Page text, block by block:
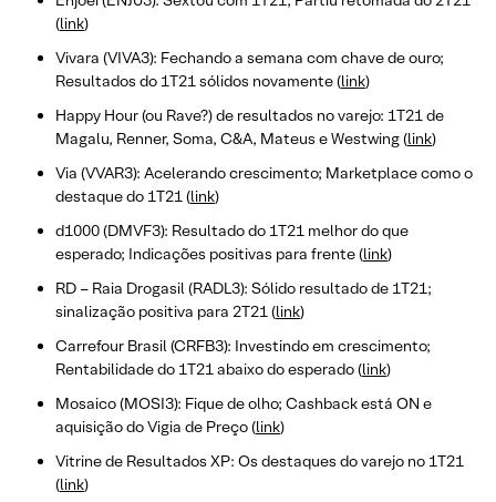
(link)
Vivara (VIVA3): Fechando a semana com chave de ouro;
Resultados do 1T21 sólidos novamente (link)
Happy Hour (ou Rave?) de resultados no varejo: 1T21 de
Magalu, Renner, Soma, C&A, Mateus e Westwing (link)
Via (VVAR3): Acelerando crescimento; Marketplace como o
destaque do 1T21 (link)
d1000 (DMVF3): Resultado do 1T21 melhor do que
esperado; Indicações positivas para frente (link)
RD – Raia Drogasil (RADL3): Sólido resultado de 1T21;
sinalização positiva para 2T21 (link)
Carrefour Brasil (CRFB3): Investindo em crescimento;
Rentabilidade do 1T21 abaixo do esperado (link)
Mosaico (MOSI3): Fique de olho; Cashback está ON e
aquisição do Vigia de Preço (link)
Vitrine de Resultados XP: Os destaques do varejo no 1T21
(link)